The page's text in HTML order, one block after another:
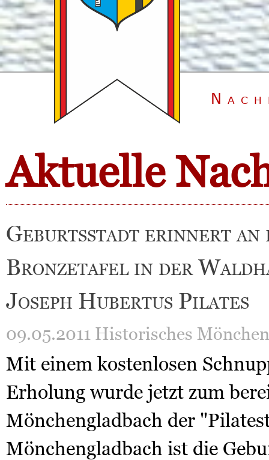
Aktuelle
Geburtsstadt erinnert
Bronzetafel in der
Joseph Hubertus Pilates
09.05.2011 Historisches
Mit einem kostenlosen
Erholung wurde jetzt zum
Mönchengladbach der
Mönchengladbach ist die